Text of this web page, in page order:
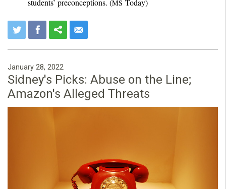
students’ preconceptions. (MS Today)
January 28, 2022
Sidney's Picks: Abuse on the Line;
Amazon's Alleged Threats